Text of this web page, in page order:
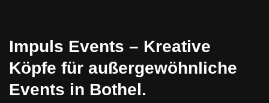
Impuls Events – Kreative
Köpfe für außergewöhnliche
Events in Bothel.